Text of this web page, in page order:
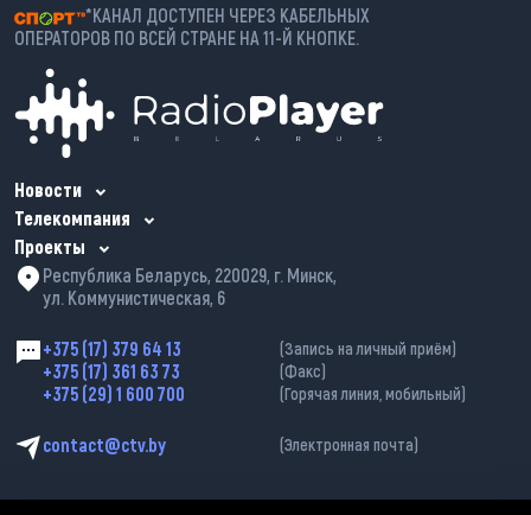
*КАНАЛ ДОСТУПЕН ЧЕРЕЗ КАБЕЛЬНЫХ
ОПЕРАТОРОВ ПО ВСЕЙ СТРАНЕ НА 11-Й КНОПКЕ.
Новости
Телекомпания
Проекты
Республика Беларусь, 220029, г. Минск,
ул. Коммунистическая, 6
+375 (17) 379 64 13 (Запись на личный приём)
+375 (17) 361 63 73 (Факс)
+375 (29) 1 600 700 (Горячая линия, мобильный)
contact@ctv.by (Электронная почта)